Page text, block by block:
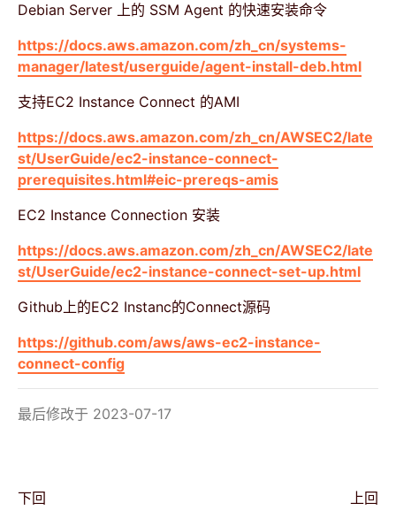
Debian Server 上的 SSM Agent 的快速安装命令
https://docs.aws.amazon.com/zh_cn/systems-
manager/latest/userguide/agent-install-deb.html
支持EC2 Instance Connect 的AMI
https://docs.aws.amazon.com/zh_cn/AWSEC2/late
st/UserGuide/ec2-instance-connect-
prerequisites.html#eic-prereqs-amis
EC2 Instance Connection 安装
https://docs.aws.amazon.com/zh_cn/AWSEC2/late
st/UserGuide/ec2-instance-connect-set-up.html
Github上的EC2 Instanc的Connect源码
https://github.com/aws/aws-ec2-instance-
connect-config
最后修改于 2023-07-17
下回
上回